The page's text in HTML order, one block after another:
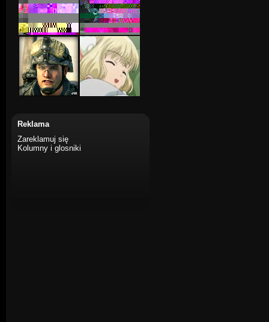
Reklama
Zareklamuj się
Kolumny i glosniki